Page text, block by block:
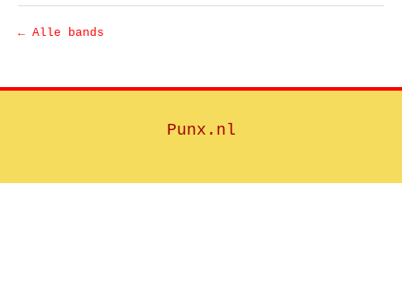
← Alle bands
Punx.nl